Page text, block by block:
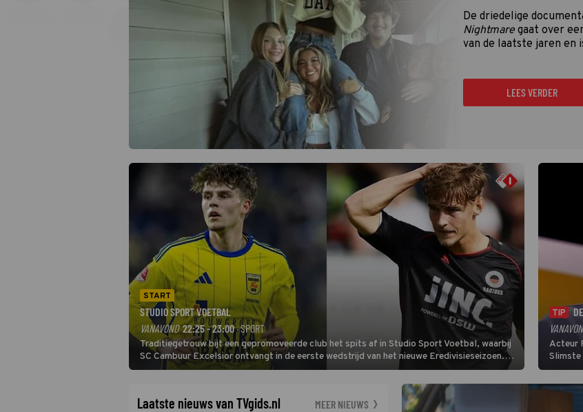
De driedelige
Nightmare gaat over
van de laatste jaren
LEES VERDER
START
STUDIO SPORT VOETBAL
VANAVOND 22:25 - 23:00· SPORT
Traditiegetrouw bijt een gepromoveerde club het spits af in Studio Sport Voetbal, waarbij
SC Cambuur Excelsior ontvangt in de eerste wedstrijd van het nieuwe Eredivisieseizoen.
De nieuwe oefenmeester is Johan Plat en hij wil aanvallend voetballen.
TIP
Acteur
Slimste
de
neemt
Laatste nieuws van TVgids.nl MEER NIEUWS